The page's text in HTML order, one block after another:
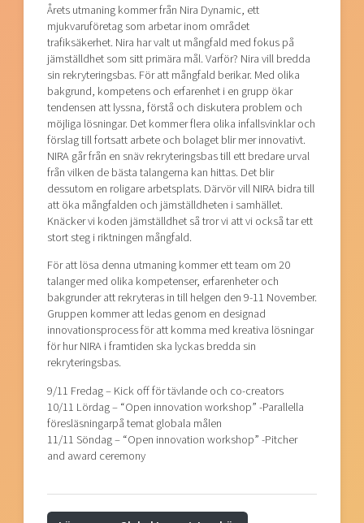
Årets utmaning kommer från Nira Dynamic, ett
mjukvaruföretag som arbetar inom området
trafiksäkerhet. Nira har valt ut mångfald med fokus på
jämställdhet som sitt primära mål. Varför? Nira vill bredda
sin rekryteringsbas. För att mångfald berikar. Med olika
bakgrund, kompetens och erfarenhet i en grupp ökar
tendensen att lyssna, förstå och diskutera problem och
möjliga lösningar. Det kommer flera olika infallsvinklar och
förslag till fortsatt arbete och bolaget blir mer innovativt.
NIRA går från en snäv rekryteringsbas till ett bredare urval
från vilken de bästa talangerna kan hittas. Det blir
dessutom en roligare arbetsplats. Därvör vill NIRA bidra till
att öka mångfalden och jämställdheten i samhället.
Knäcker vi koden jämställdhet så tror vi att vi också tar ett
stort steg i riktningen mångfald.
För att lösa denna utmaning kommer ett team om 20
talanger med olika kompetenser, erfarenheter och
bakgrunder att rekryteras in till helgen den 9-11 November.
Gruppen kommer att ledas genom en designad
innovationsprocess för att komma med kreativa lösningar
för hur NIRA i framtiden ska lyckas bredda sin
rekryteringsbas.
9/11 Fredag – Kick off för tävlande och co-creators
10/11 Lördag – “Open innovation workshop” -Parallella
föresläsningarpå temat globala målen
11/11 Söndag – “Open innovation workshop” -Pitcher
and award ceremony